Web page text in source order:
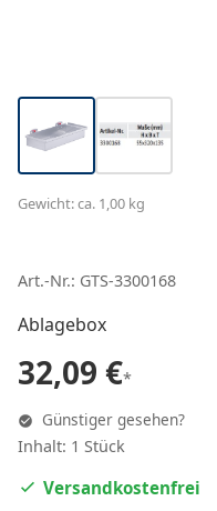
Gewicht: ca. 1,00 kg
Art.-Nr.: GTS-3300168
Ablagebox
32,09 €*
Günstiger gesehen?
Inhalt: 1 Stück
Versandkostenfrei